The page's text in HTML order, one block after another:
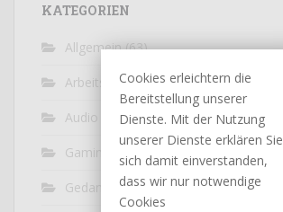
KATEGORIEN
Allgemein(63)
Arbeitswelt(9)
Audio / Video(10)
Gaming
Gedankenexperiment (7)
Cookies erleichtern die
Bereitstellung unserer
Dienste. Mit der Nutzung
unserer Dienste erklären Sie
sich damit einverstanden,
dass wir nur notwendige
Cookies